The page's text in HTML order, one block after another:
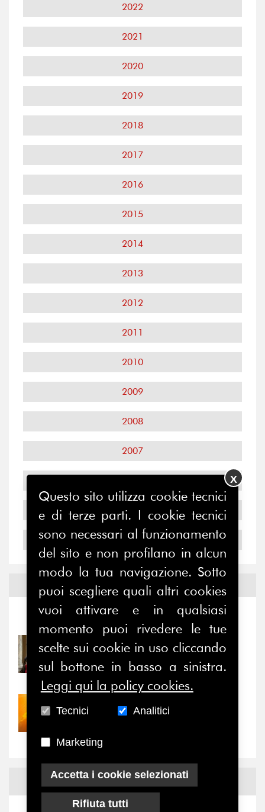
2022
2021
2020
2019
2018
2017
2016
2015
2014
2013
2012
2011
2010
2009
2008
2007
2005
2004
Notizie ed Eventi
Notizie - Eventi
31/07/2026
Prima della pausa estiva,
il valore di...
30/07/2026
Nove anni dopo la
NewsFacebook
Questo sito utilizza cookie tecnici
e di terze parti. I cookie tecnici
sono necessari al funzionamento
del sito e non profilano in alcun
modo la tua navigazione. Sotto
puoi scegliere quali altri cookies
vuoi attivare e in qualsiasi
momento puoi rivedere le tue
scelte sui cookie in uso cliccando
sul bottone in basso a sinistra.
Leggi qui la policy cookies.
Tecnici Analitici
Marketing
Accetta i cookie selezionati
Rifiuta tutti
X